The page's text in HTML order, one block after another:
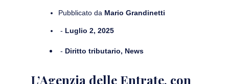
Pubblicato da Mario Grandinetti
- Luglio 2, 2025
- Diritto tributario, News
L’Agenzia delle Entrate, con